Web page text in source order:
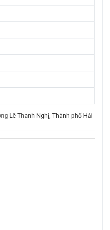
Lê Thanh Nghị, Thành phố Hải